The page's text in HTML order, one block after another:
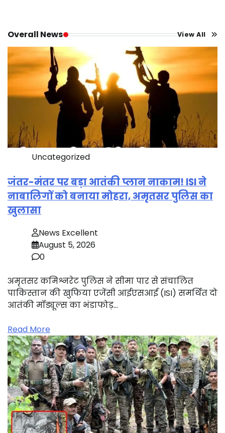
Overall News View All
Uncategorized
जंतर-मंतर पर बड़ा आतंकी प्लान नाकाम! ISI ने
नाबालिगों को बनाया मोहरा, अमृतसर पुलिस का
खुलासा
News Excellent
August 5, 2026
0
अमृतसर कमिश्नरेट पुलिस ने सीमा पार से संचालित
पाकिस्तान की खुफिया एजेंसी आईएसआई (ISI) समर्थित दो
आतंकी मॉड्यूल्स का भंडाफोड़…
Read More